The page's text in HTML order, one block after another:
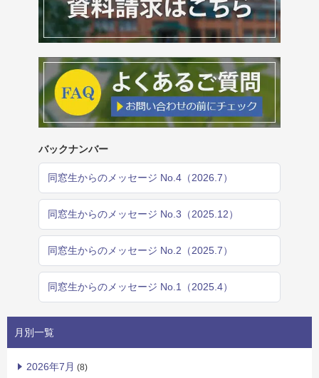
バックナンバー
同窓生からのメッセージ No.4（2026.7）
同窓生からのメッセージ No.3（2025.12）
同窓生からのメッセージ No.2（2025.7）
同窓生からのメッセージ No.1（2025.4）
月別一覧
2026年7月 (8)